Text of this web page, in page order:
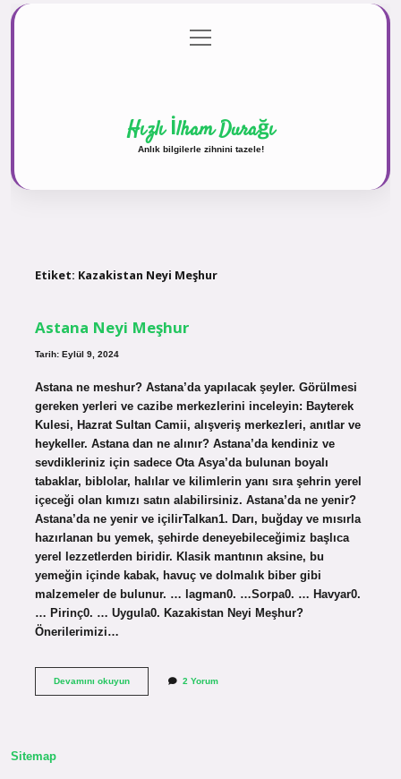
Gizlilik Politikası
menüyü
aç
Hızlı İlham Durağı
Anlık bilgilerle zihnini tazele!
Etiket: Kazakistan Neyi Meşhur
Astana Neyi Meşhur
Tarih: Eylül 9, 2024
Astana ne meshur? Astana’da yapılacak şeyler. Görülmesi
gereken yerleri ve cazibe merkezlerini inceleyin: Bayterek
Kulesi, Hazrat Sultan Camii, alışveriş merkezleri, anıtlar ve
heykeller. Astana dan ne alınır? Astana’da kendiniz ve
sevdikleriniz için sadece Ota Asya’da bulunan boyalı
tabaklar, biblolar, halılar ve kilimlerin yanı sıra şehrin yerel
içeceği olan kımızı satın alabilirsiniz. Astana’da ne yenir?
Astana’da ne yenir ve içilirTalkan1. Darı, buğday ve mısırla
hazırlanan bu yemek, şehirde deneyebileceğimiz başlıca
yerel lezzetlerden biridir. Klasik mantının aksine, bu
yemeğin içinde kabak, havuç ve dolmalık biber gibi
malzemeler de bulunur. … lagman0. …Sorpa0. … Havyar0.
… Pirinç0. … Uygula0. Kazakistan Neyi Meşhur?
Önerilerimizi…
Devamını okuyunAstana
2 Yorum
Sitemap